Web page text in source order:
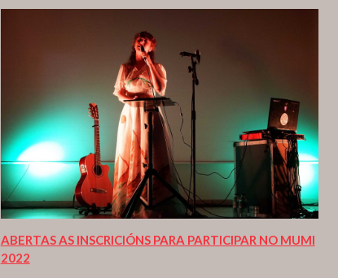
ABERTAS AS INSCRICIÓNS PARA PARTICIPAR NO MUMI
2022